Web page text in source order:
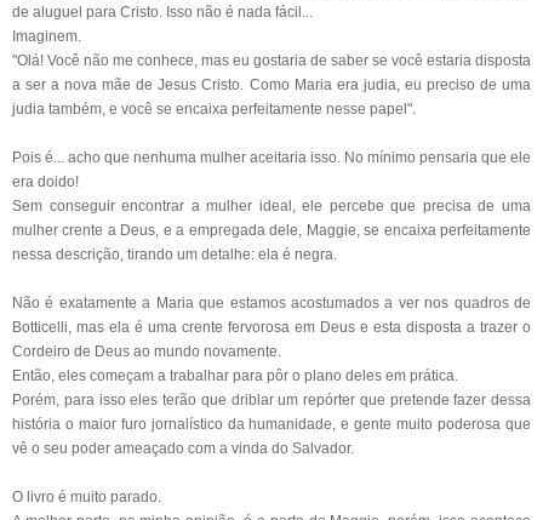
de aluguel para Cristo. Isso não é nada fácil...
Imaginem.
"Olá! Você não me conhece, mas eu gostaria de saber se você estaria disposta
a ser a nova mãe de Jesus Cristo. Como Maria era judia, eu preciso de uma
judia também, e você se encaixa perfeitamente nesse papel".
Pois é... acho que nenhuma mulher aceitaria isso. No mínimo pensaria que ele
era doido!
Sem conseguir encontrar a mulher ideal, ele percebe que precisa de uma
mulher crente a Deus, e a empregada dele, Maggie, se encaixa perfeitamente
nessa descrição, tirando um detalhe: ela é negra.
Não é exatamente a Maria que estamos acostumados a ver nos quadros de
Botticelli, mas ela é uma crente fervorosa em Deus e esta disposta a trazer o
Cordeiro de Deus ao mundo novamente.
Então, eles começam a trabalhar para pôr o plano deles em prática.
Porém, para isso eles terão que driblar um repórter que pretende fazer dessa
história o maior furo jornalístico da humanidade, e gente muito poderosa que
vê o seu poder ameaçado com a vinda do Salvador.
O livro é muito parado.